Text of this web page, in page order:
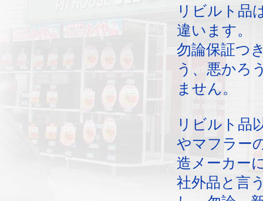
リビルト品
違います。
勿論保証つ
う、悪かろ
ません。
リビルト品
やマフラー
造メーカー
社外品と言